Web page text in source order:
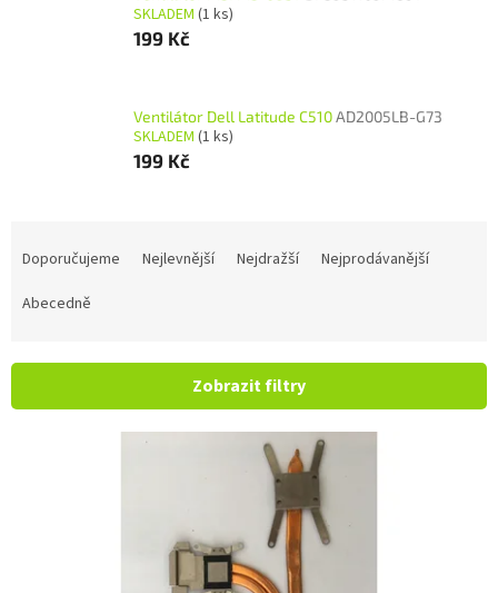
SKLADEM (1 ks)
199 Kč
Ventilátor Dell Latitude C510AD2005LB-G73
SKLADEM (1 ks)
199 Kč
Doporučujeme Nejlevnější Nejdražší
Nejprodávanější
Abecedně
Zobrazit filtry
Výpis produktů